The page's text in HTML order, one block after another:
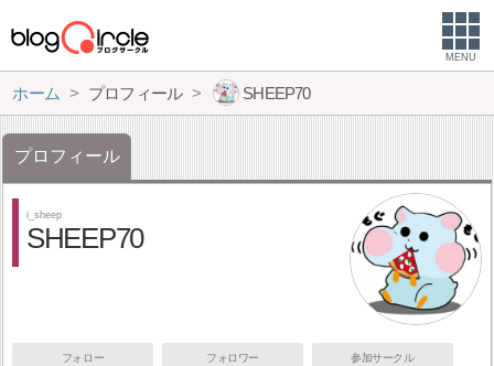
MENU
ホーム プロフィール SHEEP70
プロフィール
i_sheep
SHEEP70
フォロー フォロワー 参加サークル